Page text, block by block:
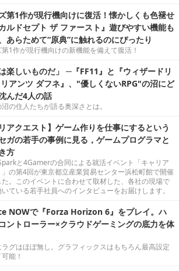
第1作が現行機向けに復活！懐かしくも色褪せ
ルドセプト ザ ファースト』遊びやすい機能も
あらためて“原典”に触れるのにぴったり
1作が現行機向けの新機能を備えて復活！
は楽しいものだ」 ─『FF11』と『ウィザードリ
アンツ ダフネ』、"優しくないRPG"の沼にど
んだ4人の話
の住人たちが語る奥深さとは。
リアクエスト】ゲーム作りを仕事にするという
ガの若手の事例に見る，ゲームプログラマと
方
と4Gamerの合同による就活イベント「キャリア
」の第4回が東京都立産業貿易センター浜松町館で開催
た。このイベントに合わせて取材した、各社の現場で
ている若手社員へのインタビューをお届けします。
NOWで『Forza Horizon 6』をプレイ。ハ
ントローラー×クラウドゲーミングの底力を体
グはほぼ無し。グラフィックスはもちろん最高設定
能！